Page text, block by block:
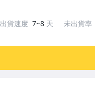
出貨速度 7~8 天 未出貨率